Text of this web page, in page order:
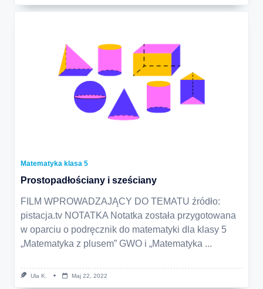
Matematyka klasa 5
Prostopadłościany i sześciany
FILM WPROWADZAJĄCY DO TEMATU źródło:
pistacja.tv NOTATKA Notatka została przygotowana
w oparciu o podręcznik do matematyki dla klasy 5
„Matematyka z plusem” GWO i „Matematyka ...
Ula K. Maj 22, 2022